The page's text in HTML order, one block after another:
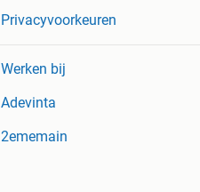
Privacyvoorkeuren
Werken bij
Adevinta
2ememain